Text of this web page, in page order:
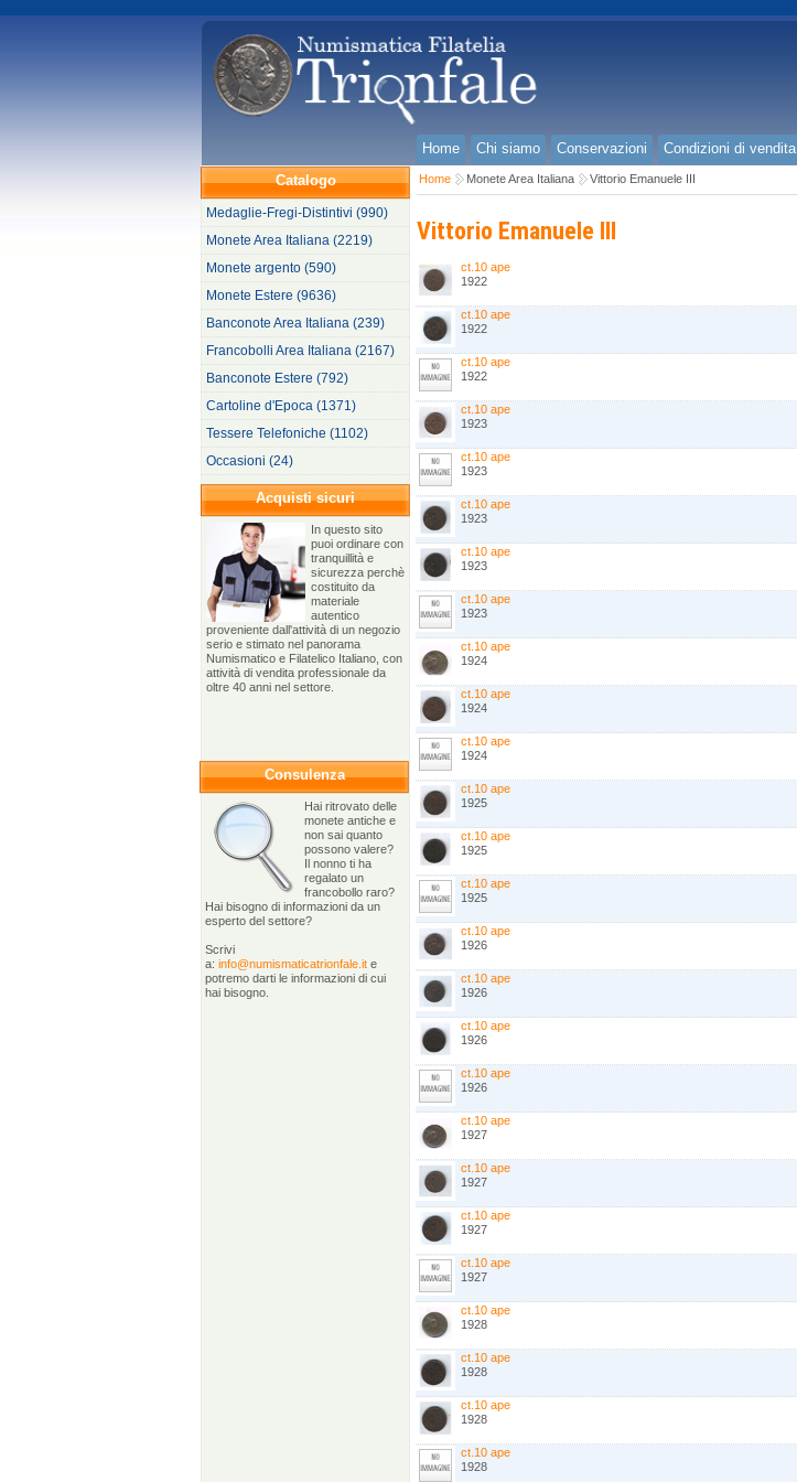
Home Chi siamo Conservazioni Condizioni di vendita
Catalogo
Medaglie-Fregi-Distintivi (990)
Monete Area Italiana (2219)
Monete argento (590)
Monete Estere (9636)
Banconote Area Italiana (239)
Francobolli Area Italiana (2167)
Banconote Estere (792)
Cartoline d'Epoca (1371)
Tessere Telefoniche (1102)
Occasioni (24)
Acquisti sicuri
In questo sito
puoi ordinare con
tranquillità e
sicurezza perchè
costituito da
materiale
autentico
proveniente dall'attività di un negozio
serio e stimato nel panorama
Numismatico e Filatelico Italiano, con
attività di vendita professionale da
oltre 40 anni nel settore.
Consulenza
Hai ritrovato delle
monete antiche e
non sai quanto
possono valere?
Il nonno ti ha
regalato un
francobollo raro?
Hai bisogno di informazioni da un
esperto del settore?
Scrivi
a: info@numismaticatrionfale.it e
potremo darti le informazioni di cui
hai bisogno.
Home Monete Area Italiana Vittorio Emanuele III
Vittorio Emanuele III
ct.10 ape
1922
ct.10 ape
1922
ct.10 ape
1922
ct.10 ape
1923
ct.10 ape
1923
ct.10 ape
1923
ct.10 ape
1923
ct.10 ape
1923
ct.10 ape
1924
ct.10 ape
1924
ct.10 ape
1924
ct.10 ape
1925
ct.10 ape
1925
ct.10 ape
1925
ct.10 ape
1926
ct.10 ape
1926
ct.10 ape
1926
ct.10 ape
1926
ct.10 ape
1927
ct.10 ape
1927
ct.10 ape
1927
ct.10 ape
1927
ct.10 ape
1928
ct.10 ape
1928
ct.10 ape
1928
ct.10 ape
1928